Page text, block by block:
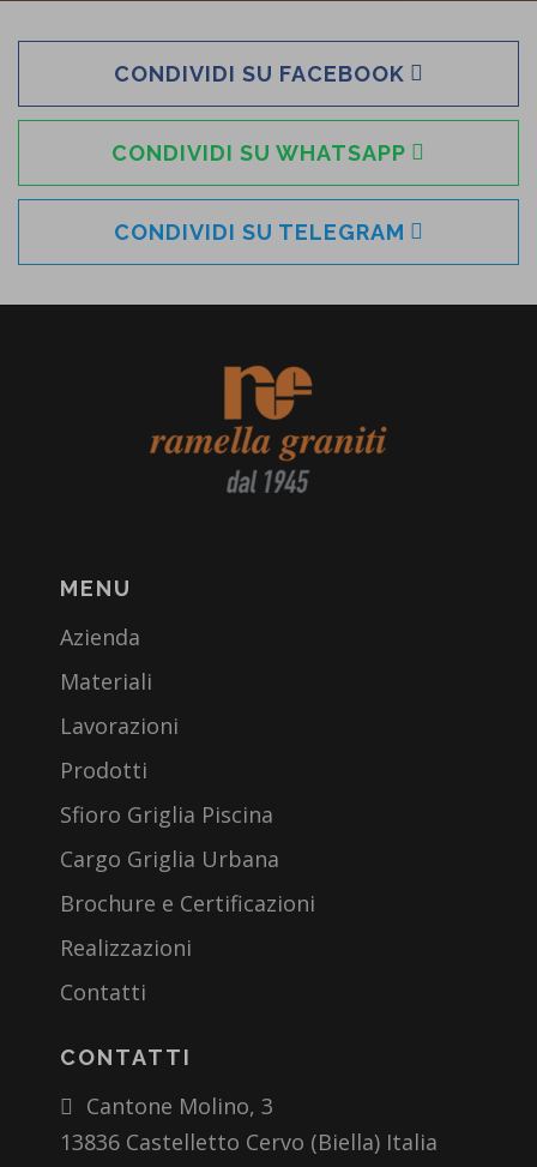
CONDIVIDI SU FACEBOOK
CONDIVIDI SU WHATSAPP
CONDIVIDI SU TELEGRAM
MENU
Azienda
Materiali
Lavorazioni
Prodotti
Sfioro Griglia Piscina
Cargo Griglia Urbana
Brochure e Certificazioni
Realizzazioni
Contatti
CONTATTI
Cantone Molino, 3
13836 Castelletto Cervo (Biella) Italia